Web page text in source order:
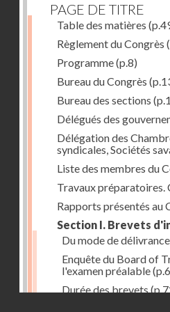
PAGE DE TITRE
Table des matières
Règlement du Congrès
Programme(p.8)
Bureau du Congrès
Bureau des sections
Délégués des
Délégation des
syndicales, Sociétés
Liste des membres du
Travaux préparatoires.
Rapports présentés au
Section I. Brevets
Du mode de
Enquête du Board of
l'examen préalable
Durée des brevets